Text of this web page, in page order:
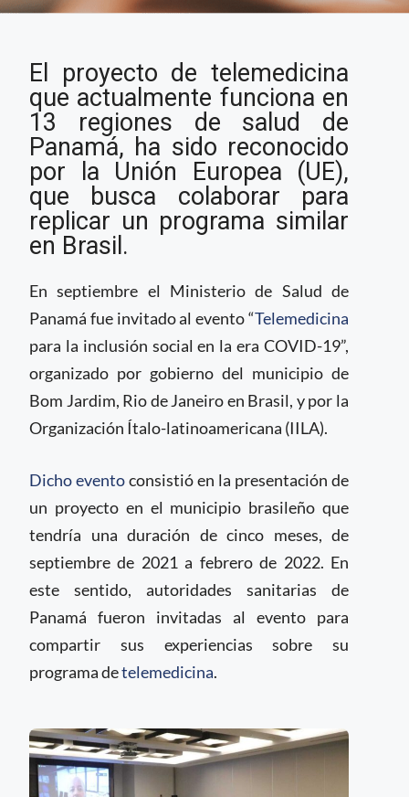
reconoció proyecto de
telemedicina en
Panamá
El proyecto de telemedicina
que actualmente funciona en
13 regiones de salud de
Panamá, ha sido reconocido
por la Unión Europea (UE),
que busca colaborar para
replicar un programa similar
en Brasil.
En septiembre el Ministerio de Salud de
Panamá fue invitado al evento “Telemedicina
para la inclusión social en la era COVID-19”,
organizado por gobierno del municipio de
Bom Jardim, Rio de Janeiro en Brasil, y por la
Organización Ítalo-latinoamericana (IILA).
Dicho eventoconsistió en la presentación de
un proyecto en el municipio brasileño que
tendría una duración de cinco meses, de
septiembre de 2021 a febrero de 2022. En
este sentido, autoridades sanitarias de
Panamá fueron invitadas al evento para
compartir sus experiencias sobre su
programa detelemedicina.